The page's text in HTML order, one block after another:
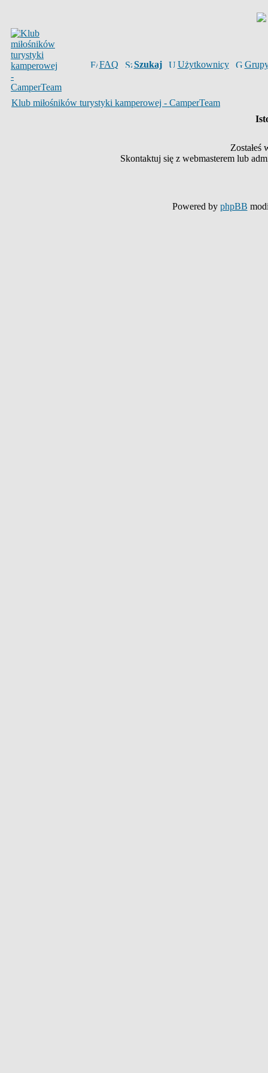
FAQ Szukaj Użytkownicy
Klub miłośników turystyki kamperowej - CamperTeam
Zostałeś
Skontaktuj się z webmasterem lub
Powered by phpBB